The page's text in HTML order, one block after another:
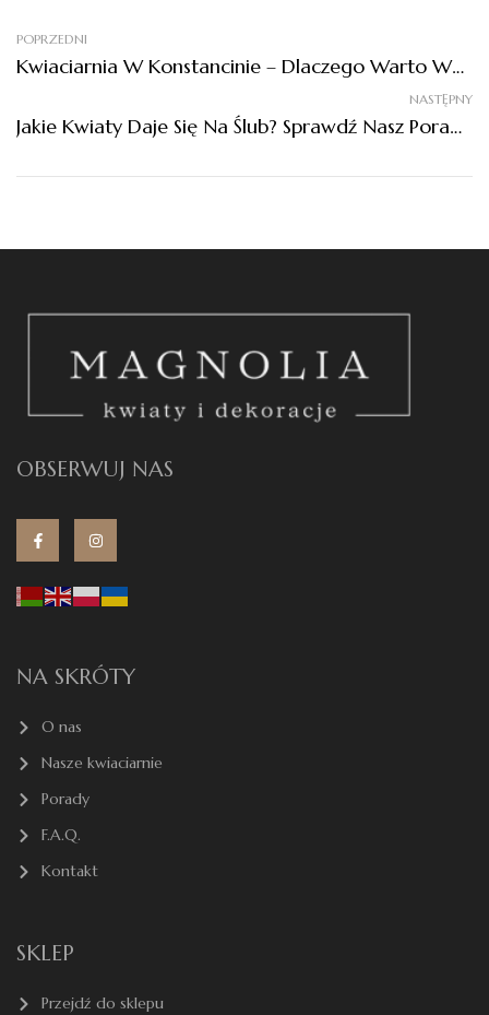
POPRZEDNI
Kwiaciarnia W Konstancinie – Dlaczego Warto Wybrać Magnolię?
NASTĘPNY
Jakie Kwiaty Daje Się Na Ślub? Sprawdź Nasz Poradnik!
OBSERWUJ NAS
NA SKRÓTY
O nas
Nasze kwiaciarnie
Porady
F.A.Q.
Kontakt
SKLEP
Przejdź do sklepu